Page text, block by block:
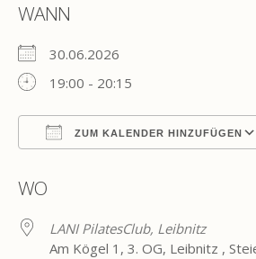
WANN
30.06.2026
19:00 - 20:15
ZUM KALENDER HINZUFÜGEN
WO
LANI PilatesClub, Leibnitz
Am Kögel 1, 3. OG, Leibnitz ,